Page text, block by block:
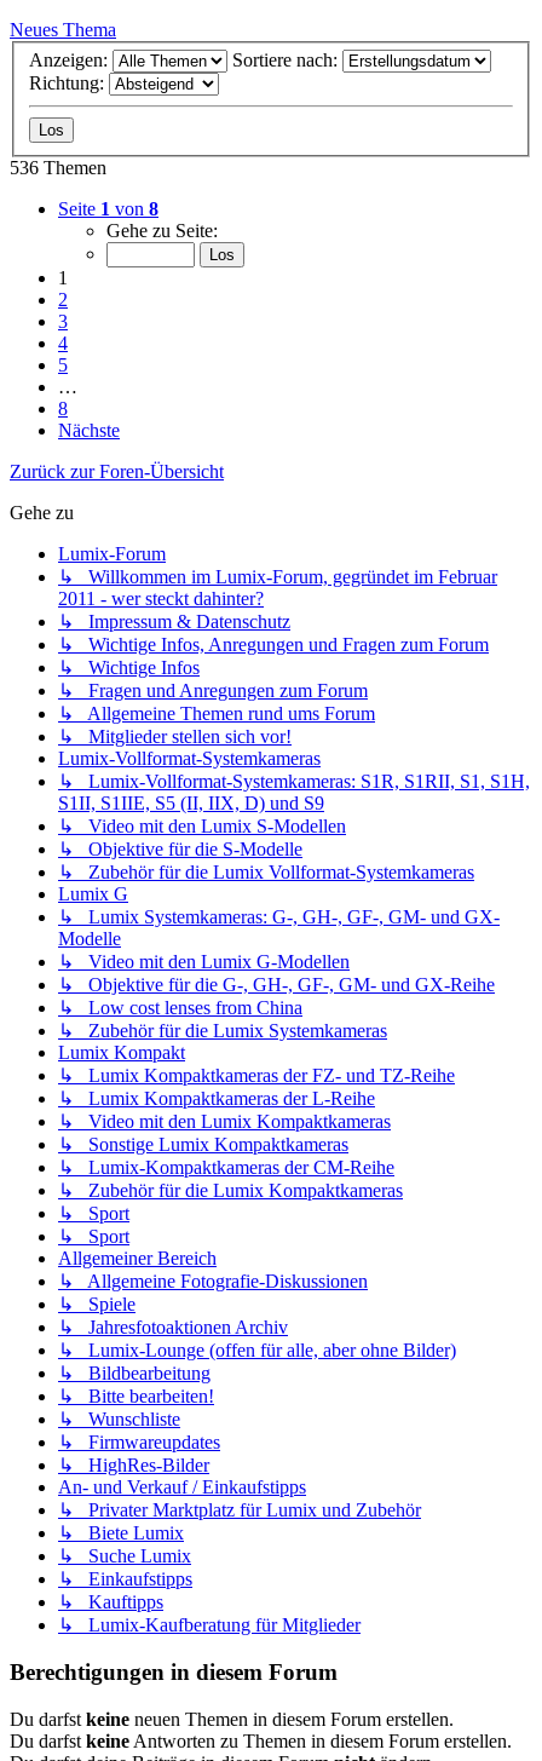
Neues Thema
Anzeigen:
Sortiere nach:
Richtung:
536 Themen
Seite 1 von 8
Gehe zu Seite:
1
2
3
4
5
…
8
Nächste
Zurück zur Foren-Übersicht
Gehe zu
Lumix-Forum
↳ Willkommen im Lumix-Forum, gegründet im Februar
2011 - wer steckt dahinter?
↳ Impressum & Datenschutz
↳ Wichtige Infos, Anregungen und Fragen zum Forum
↳ Wichtige Infos
↳ Fragen und Anregungen zum Forum
↳ Allgemeine Themen rund ums Forum
↳ Mitglieder stellen sich vor!
Lumix-Vollformat-Systemkameras
↳ Lumix-Vollformat-Systemkameras: S1R, S1RII, S1, S1H,
S1II, S1IIE, S5 (II, IIX, D) und S9
↳ Video mit den Lumix S-Modellen
↳ Objektive für die S-Modelle
↳ Zubehör für die Lumix Vollformat-Systemkameras
Lumix G
↳ Lumix Systemkameras: G-, GH-, GF-, GM- und GX-
Modelle
↳ Video mit den Lumix G-Modellen
↳ Objektive für die G-, GH-, GF-, GM- und GX-Reihe
↳ Low cost lenses from China
↳ Zubehör für die Lumix Systemkameras
Lumix Kompakt
↳ Lumix Kompaktkameras der FZ- und TZ-Reihe
↳ Lumix Kompaktkameras der L-Reihe
↳ Video mit den Lumix Kompaktkameras
↳ Sonstige Lumix Kompaktkameras
↳ Lumix-Kompaktkameras der CM-Reihe
↳ Zubehör für die Lumix Kompaktkameras
↳ Sport
↳ Sport
Allgemeiner Bereich
↳ Allgemeine Fotografie-Diskussionen
↳ Spiele
↳ Jahresfotoaktionen Archiv
↳ Lumix-Lounge (offen für alle, aber ohne Bilder)
↳ Bildbearbeitung
↳ Bitte bearbeiten!
↳ Wunschliste
↳ Firmwareupdates
↳ HighRes-Bilder
An- und Verkauf / Einkaufstipps
↳ Privater Marktplatz für Lumix und Zubehör
↳ Biete Lumix
↳ Suche Lumix
↳ Einkaufstipps
↳ Kauftipps
↳ Lumix-Kaufberatung für Mitglieder
Berechtigungen in diesem Forum
Du darfst keine neuen Themen in diesem Forum erstellen.
Du darfst keine Antworten zu Themen in diesem Forum erstellen.